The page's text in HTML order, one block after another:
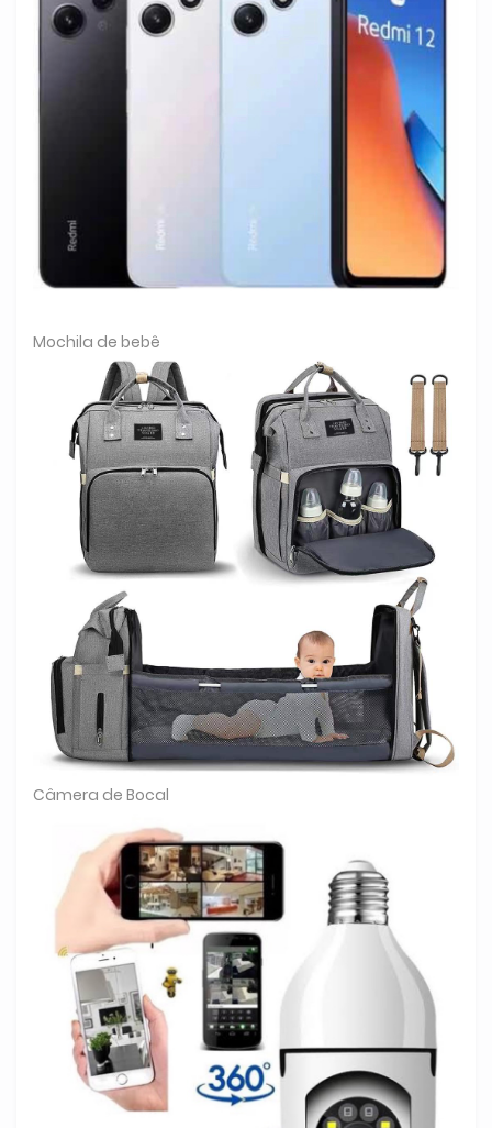
Mochila de bebê
Câmera de Bocal